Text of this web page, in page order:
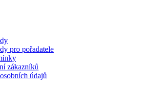
pro pořadatele
zákazníků
údajů